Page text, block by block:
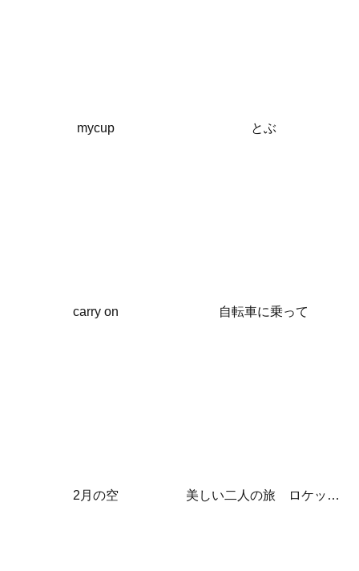
mycup とぶ
carry on 自転車に乗って
2月の空 美しい二人の旅 ロケット発射